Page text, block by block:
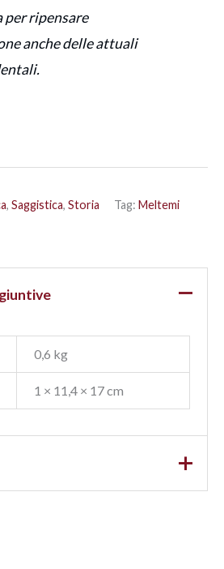
per ripensare
anche delle attuali
, Saggistica, Storia Tag: Meltemi
0,6 kg
1 × 11,4 × 17 cm